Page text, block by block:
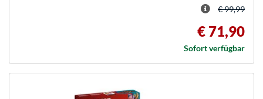
€ 99,99
€ 71,90
Sofort verfügbar